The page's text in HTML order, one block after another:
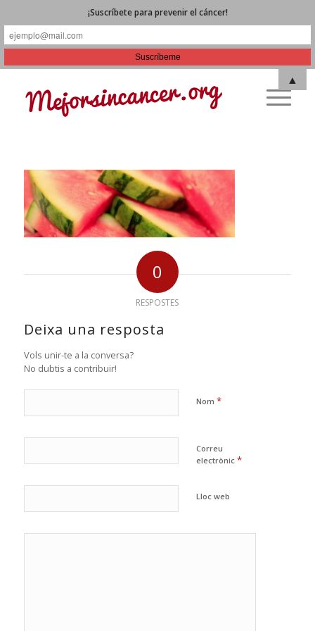
0
RESPOSTES
Deixa una resposta
Vols unir-te a la conversa?
No dubtis a contribuir!
Nom *
Correu
electrònic *
Lloc web
¡Suscríbete para prevenir el cáncer!
▲